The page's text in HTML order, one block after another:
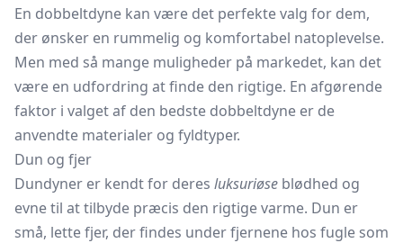
En dobbeltdyne kan være det perfekte valg for dem,
der ønsker en rummelig og komfortabel natoplevelse.
Men med så mange muligheder på markedet, kan det
være en udfordring at finde den rigtige. En afgørende
faktor i valget af den bedste dobbeltdyne er de
anvendte materialer og fyldtyper.
Dun og fjer
Dundyner er kendt for deres luksuriøse blødhed og
evne til at tilbyde præcis den rigtige varme. Dun er
små, lette fjer, der findes under fjernene hos fugle som